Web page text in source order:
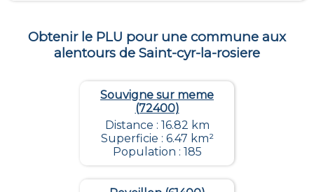
Obtenir le PLU pour une commune aux
alentours de Saint-cyr-la-rosiere
Souvigne sur meme
(72400)
Distance : 16.82 km
Superficie : 6.47 km²
Population : 185